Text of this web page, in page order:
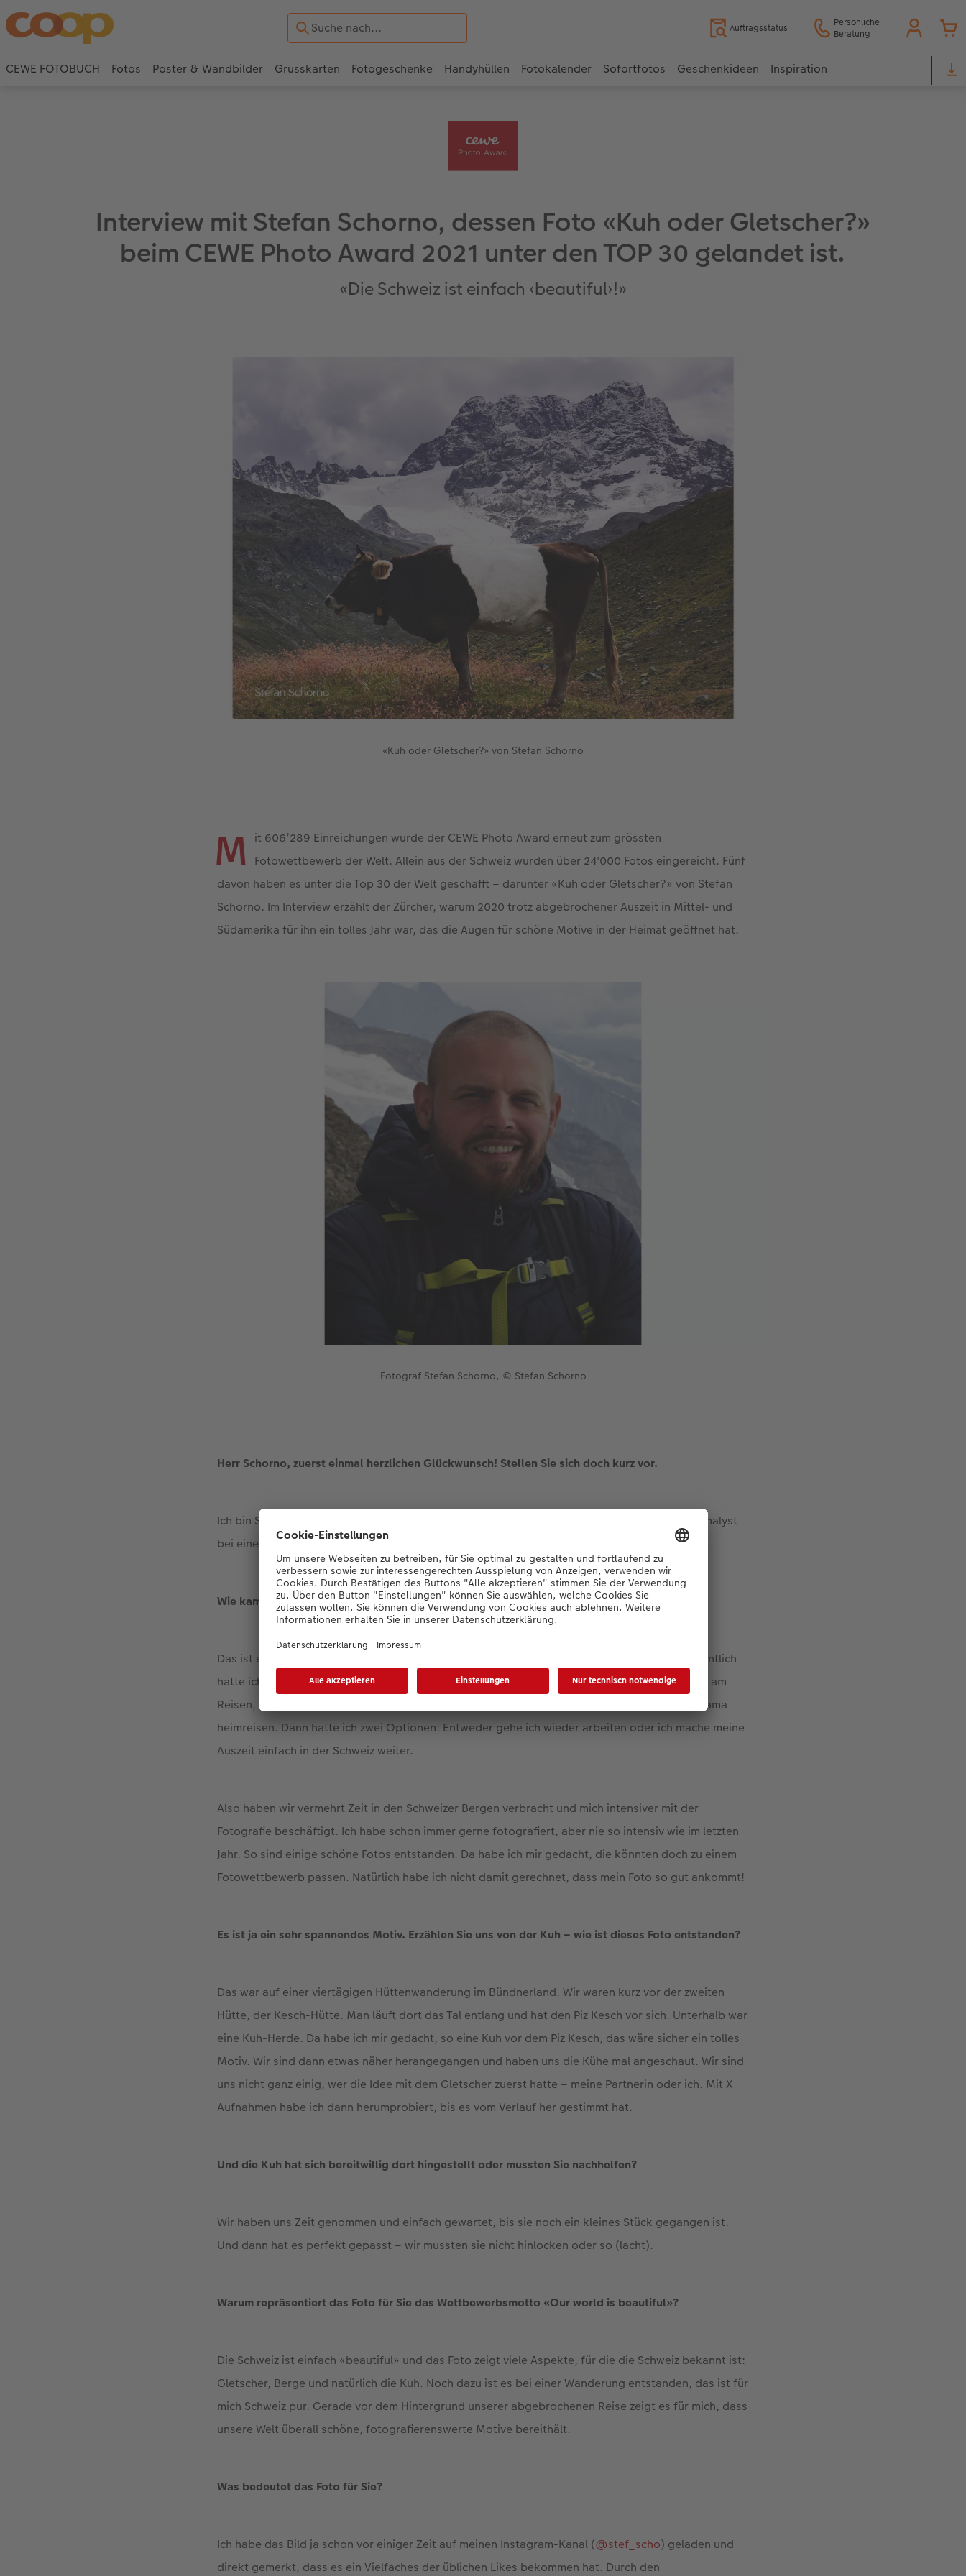
Auftragsstatus
Persönliche
Beratung
CEWE FOTOBUCH Fotos Poster & Wandbilder Grusskarten Fotogeschenke Handyhüllen Fotokalender Sofortfotos Geschenkideen Inspiration
Interview mit Stefan Schorno, dessen Foto «Kuh oder Gletscher?»
beim CEWE Photo Award 2021 unter den TOP 30 gelandet ist.
«Die Schweiz ist einfach ‹beautiful›!»
«Kuh oder Gletscher?» von Stefan Schorno
M it 606’289 Einreichungen wurde der CEWE Photo Award erneut zum grössten
Fotowettbewerb der Welt. Allein aus der Schweiz wurden über 24'000 Fotos eingereicht. Fünf
davon haben es unter die Top 30 der Welt geschafft – darunter «Kuh oder Gletscher?» von Stefan
Schorno. Im Interview erzählt der Zürcher, warum 2020 trotz abgebrochener Auszeit in Mittel- und
Südamerika für ihn ein tolles Jahr war, das die Augen für schöne Motive in der Heimat geöffnet hat.
Fotograf Stefan Schorno, © Stefan Schorno
Herr Schorno, zuerst einmal herzlichen Glückwunsch! Stellen Sie sich doch kurz vor.
Ich bin Stefan Schorno und wohne mit meiner Partnerin in Zürich. Ich arbeite als IT Business Analyst
bei einer Versicherung im Raum Zürich. Beruflich habe ich also gar nichts mit Fotos zu tun.
Wie kam es dazu, dass Sie beim CEWE Photo Award mitgemacht haben?
Das ist eine gute Frage, ich habe zuvor noch nie bei einem Fotowettbewerb mitgemacht. Eigentlich
hatte ich letztes Jahr eine Auszeit in Zentral- und Südamerika geplant. Wir waren sogar schon am
Reisen, doch leider mussten wir aufgrund der Pandemie ganz abrupt abbrechen und aus Panama
heimreisen. Dann hatte ich zwei Optionen: Entweder gehe ich wieder arbeiten oder ich mache meine
Auszeit einfach in der Schweiz weiter.
Also haben wir vermehrt Zeit in den Schweizer Bergen verbracht und mich intensiver mit der
Fotografie beschäftigt. Ich habe schon immer gerne fotografiert, aber nie so intensiv wie im letzten
Jahr. So sind einige schöne Fotos entstanden. Da habe ich mir gedacht, die könnten doch zu einem
Fotowettbewerb passen. Natürlich habe ich nicht damit gerechnet, dass mein Foto so gut ankommt!
Es ist ja ein sehr spannendes Motiv. Erzählen Sie uns von der Kuh – wie ist dieses Foto entstanden?
Das war auf einer viertägigen Hüttenwanderung im Bündnerland. Wir waren kurz vor der zweiten
Hütte, der Kesch-Hütte. Man läuft dort das Tal entlang und hat den Piz Kesch vor sich. Unterhalb war
eine Kuh-Herde. Da habe ich mir gedacht, so eine Kuh vor dem Piz Kesch, das wäre sicher ein tolles
Motiv. Wir sind dann etwas näher herangegangen und haben uns die Kühe mal angeschaut. Wir sind
uns nicht ganz einig, wer die Idee mit dem Gletscher zuerst hatte – meine Partnerin oder ich. Mit X
Aufnahmen habe ich dann herumprobiert, bis es vom Verlauf her gestimmt hat.
Und die Kuh hat sich bereitwillig dort hingestellt oder mussten Sie nachhelfen?
Wir haben uns Zeit genommen und einfach gewartet, bis sie noch ein kleines Stück gegangen ist.
Und dann hat es perfekt gepasst – wir mussten sie nicht hinlocken oder so (lacht).
Warum repräsentiert das Foto für Sie das Wettbewerbsmotto «Our world is beautiful»?
Die Schweiz ist einfach «beautiful» und das Foto zeigt viele Aspekte, für die die Schweiz bekannt ist:
Gletscher, Berge und natürlich die Kuh. Noch dazu ist es bei einer Wanderung entstanden, das ist für
mich Schweiz pur. Gerade vor dem Hintergrund unserer abgebrochenen Reise zeigt es für mich, dass
unsere Welt überall schöne, fotografierenswerte Motive bereithält.
Was bedeutet das Foto für Sie?
Ich habe das Bild ja schon vor einiger Zeit auf meinen Instagram-Kanal (@stef_scho) geladen und
direkt gemerkt, dass es ein Vielfaches der üblichen Likes bekommen hat. Durch den